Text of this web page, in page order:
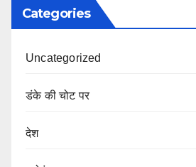
Categories
Uncategorized
डंके की चोट पर
देश